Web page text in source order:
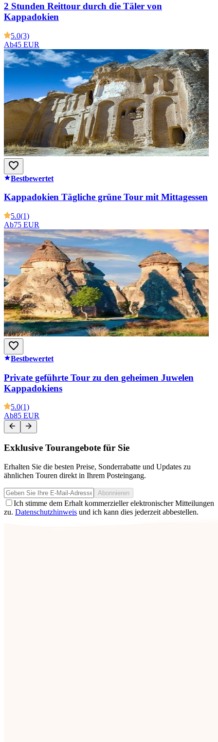
2 Stunden Reittour durch die Täler von
Kappadokien
5.0(3)
Ab45 EUR
Bestbewertet
Kappadokien Tägliche grüne Tour mit Mittagessen
5.0(1)
Ab75 EUR
Bestbewertet
Private geführte Tour zu den geheimen Juwelen
Kappadokiens
5.0(1)
Ab85 EUR
Exklusive Tourangebote für Sie
Erhalten Sie die besten Preise, Sonderrabatte und Updates zu
ähnlichen Touren direkt in Ihrem Posteingang.
Abonnieren
Ich stimme dem Erhalt kommerzieller elektronischer Mitteilungen
zu. Datenschutzhinweis und ich kann dies jederzeit abbestellen.